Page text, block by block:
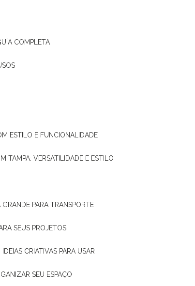
COMPLETA
ESTILO E FUNCIONALIDADE
TAMPA: VERSATILIDADE E ESTILO
GRANDE PARA TRANSPORTE
SEUS PROJETOS
CRIATIVAS PARA USAR
SEU ESPAÇO